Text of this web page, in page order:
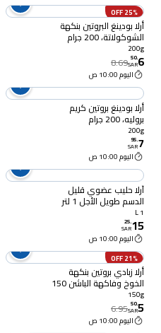
25% OFF
أرلا بودينغ البروتين بنكهة
الشوكولاتة، 200 جرام
200g
6
.
50
SAR
8.69
اليوم 10:00 ص
أرلا بودينغ بروتين كريم
بروليه، 200 جرام
200g
7
.
95
SAR
اليوم 10:00 ص
آرلا حليب عضوي قليل
الدسم طويل الأجل 1 لتر
1 L
15
.
25
SAR
اليوم 10:00 ص
21% OFF
أرلا زبادي بروتين بنكهة
الخوخ وفاكهة الباشن 150
جرام
150g
5
.
50
SAR
6.95
اليوم 10:00 ص